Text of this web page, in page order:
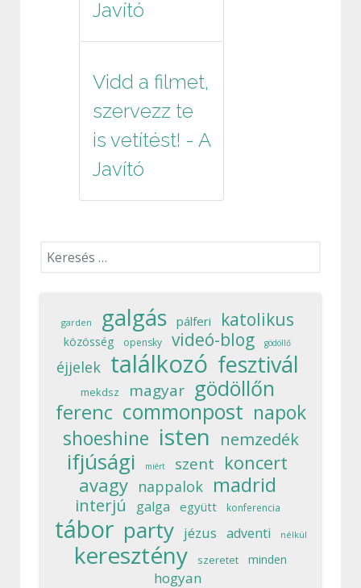
Javító
Vidd a filmet,
szervezz te
is vetítést! - A
Javító
Keresés...
garden galgás pálferi katolikus
közösség opensky videó-blog gödöllő
éjjelek találkozó fesztivál
mekdsz magyar gödöllőn
ferenc commonpost napok
shoeshine isten nemzedék
ifjúsági miért szent koncert
avagy
nappalok madrid
interjú galga együtt konferencia
tábor party jézus adventi nélkül
keresztény szeretet minden
hogyan